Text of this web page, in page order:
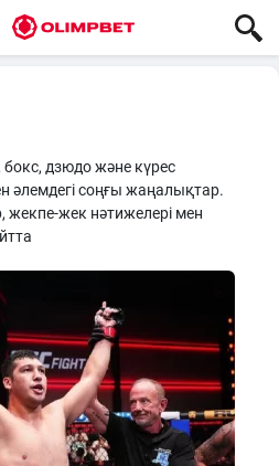
дзюдо және күрес
әлемдегі соңғы жаңалықтар.
жекпе-жек нәтижелері мен